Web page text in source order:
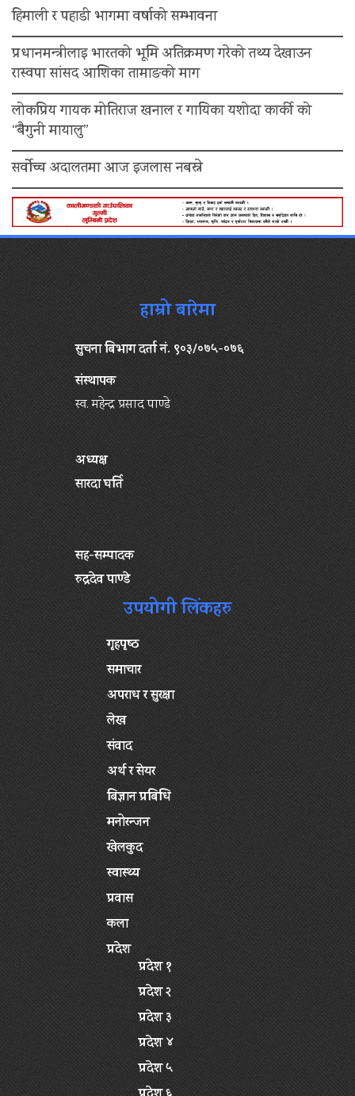
हिमाली र पहाडी भागमा वर्षाको सम्भावना
प्रधानमन्त्रीलाइ भारतको भूमि अतिक्रमण गरेको तथ्य देखाउन
रास्वपा सांसद आशिका तामाङको माग
लोकप्रिय गायक मोतिराज खनाल र गायिका यशोदा कार्की को
“बैगुनी मायालु”
सर्वोच्च अदालतमा आज इजलास नबस्ने
हाम्रो बारेमा
सुचना बिभाग दर्ता नं. ९०३/०७५-०७६
संस्थापक
स्व. महेन्द्र प्रसाद पाण्डे
अध्यक्ष
सारदा घर्ति
सह-सम्पादक
रुद्रदेव पाण्डे
उपयोगी लिंकहरु
गृहपृष्‍ठ
समाचार
अपराध र सुरक्षा
लेख
संवाद
अर्थ र सेयर
बिज्ञान प्रबिधि
मनोरन्जन
खेलकुद
स्वास्थ्य
प्रवास
कला
प्रदेश
प्रदेश १
प्रदेश २
प्रदेश ३
प्रदेश ४
प्रदेश ५